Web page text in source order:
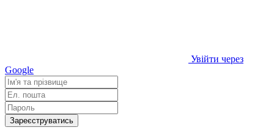
Увійти через
Google
Зареєструватись